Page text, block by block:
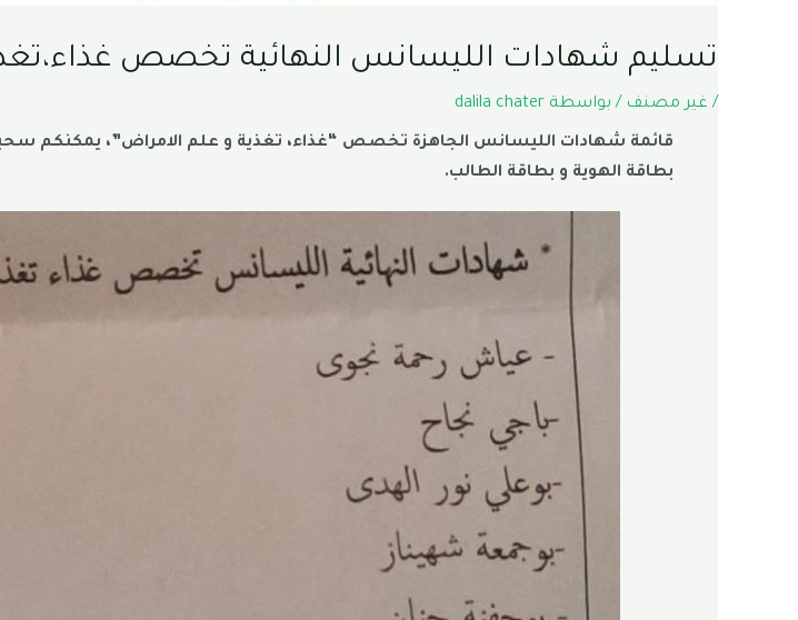
تسليم شهادات الليسانس النهائية تخصص
/ غير مصنف / بواسطة dalila chater
قائمة شهادات الليسانس الجاهزة تخصص “غذاء، تغذية و علم الامراض”، يمكنكم
بطاقة الهوية و بطاقة الطالب.